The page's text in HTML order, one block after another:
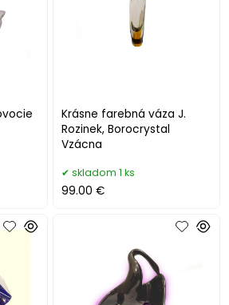
Krásne farebná váza J.
Rozinek, Borocrystal
Vzácna
skladom 1 ks
99.00 €